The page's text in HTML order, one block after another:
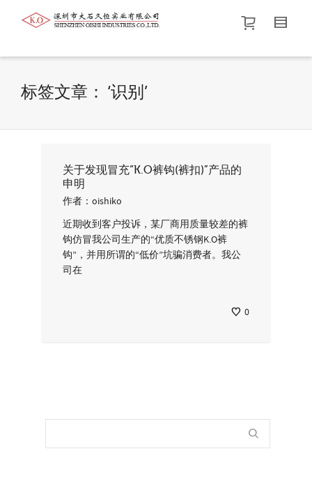
帮我查找新的衬衫尺码
价格介于
标签文章： ‘识别’
关于发现冒充“K.O裤钩(裤扣)”产品的
申明
作者： oishiko
近期收到客户投诉，某厂商用质量较差的裤
钩仿冒我公司生产的“优质不锈钢K.O裤
钩”，并用所谓的“低价”坑骗消费者。我公
司在
0